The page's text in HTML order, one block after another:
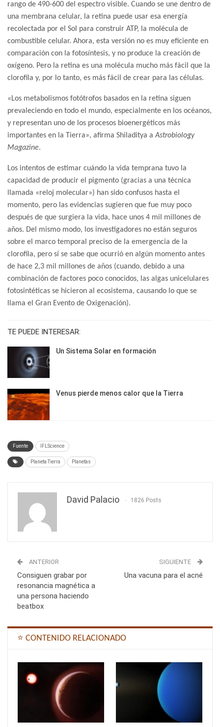
rango de 490-600 del espectro visible. Cuando se une dentro de
una membrana celular, la retina puede usar esa energía
recolectada por el Sol para construir ATP, la molécula de
combustible celular. Ahora, esta versión no es muy eficiente en
comparación con la fotosíntesis, y no produce la creación de
oxígeno. Pero la retina es una molécula mucho más fácil que la
clorofila y, por lo tanto, es más fácil de crear para las células.
«Los metabolismos fotótrofos basados en la retina siguen
prevaleciendo en todo el mundo, especialmente en los océanos,
y representan uno de los procesos bioenergéticos más
importantes en la Tierra», afirma Shiladitya aAstrobiology
Magazine.
Los intentos de estimar cuándo la vida temprana tuvo la
capacidad de producir el pigmento (gracias a una técnica
llamada «reloj molecular») han sido confusos hasta el
momento, pero las evidencias sugieren que fue muy poco
después de que surgiera la vida, hace unos 4 mil millones de
años. Del mismo modo, los investigadores no están seguros
sobre el marco temporal preciso de la emergencia de la
clorofila, pero sí se sabe que ocurrió en algún momento antes
de hace 2,3 mil millones de años (cuando, debido a una
combinación de factores poco conocidos, las algas unicelulares
fotosintéticas se hicieron al ecosistema, causando lo que se
llama el Gran Evento de Oxigenación).
TE PUEDE INTERESAR:
Un Sistema Solar en formación
Venus pierde menos calor que la Tierra
Fuente IFLScience
Planeta Tierra Planetas
David Palacio 1826 Posts
ANTERIOR
Consiguen grabar por
resonancia magnética a
una persona haciendo
beatbox
SIGUIENTE
Una vacuna para el acné
⭐ CONTENIDO RELACIONADO